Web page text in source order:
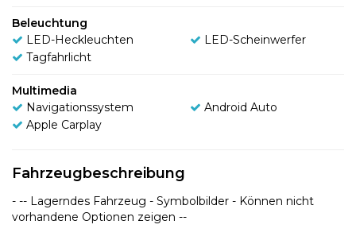
Beleuchtung
LED-Heckleuchten
LED-Scheinwerfer
Tagfahrlicht
Multimedia
Navigationssystem
Android Auto
Apple Carplay
Fahrzeugbeschreibung
- -- Lagerndes Fahrzeug - Symbolbilder - Können nicht
vorhandene Optionen zeigen --